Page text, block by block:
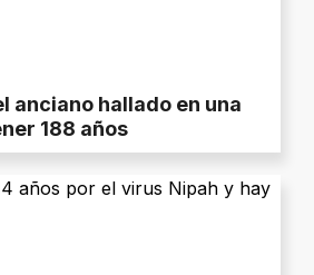
anciano hallado en una
188 años